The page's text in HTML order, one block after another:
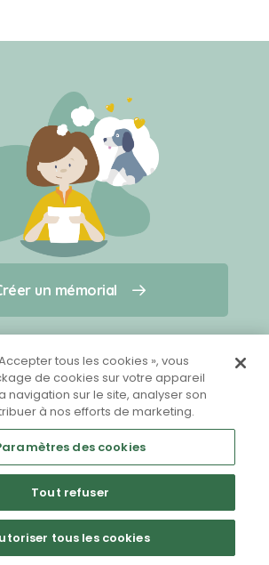
Créer un mémorial
sommes-nous ?
Nous contacter
Partager sur Facebook
un mémorial
tous les cookies », vous
de cookies sur votre appareil
navigation sur le site, analyser son
à nos efforts de marketing.
des cookies
Tout refuser
tous les cookies